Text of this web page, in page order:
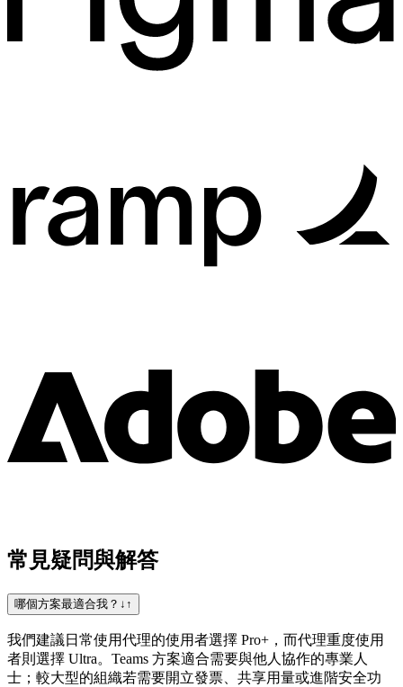
常見疑問與解答
哪個方案最適合我？ ↓ ↑
我們建議日常使用代理的使用者選擇 Pro+，而代理重度使用
者則選擇 Ultra。Teams 方案適合需要與他人協作的專業人
士；較大型的組織若需要開立發票、共享用量或進階安全功